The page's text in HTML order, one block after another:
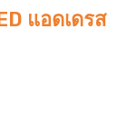
แอดเดรส